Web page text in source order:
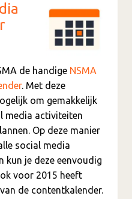
de handige NSMA
. Met deze
om gemakkelijk
media activiteiten
Op deze manier
social media
kun je deze eenvoudig
voor 2015 heeft
de contentkalender.